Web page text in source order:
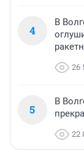
4
В
26
5
В
22